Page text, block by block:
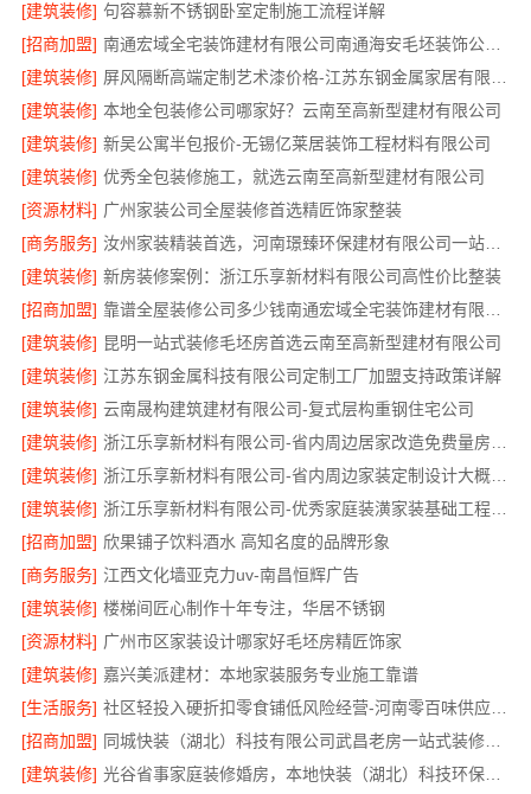
[建筑装修] 句容慕新不锈钢卧室定制施工流程详解
[招商加盟]
南通宏域全宅装饰建材有限公司南通海安毛坯装饰公司设计
[建筑装修]
[建筑装修] 本地全包装修公司哪家好？云南至高新型建材有限公司
[建筑装修] 新吴公寓半包报价-无锡亿莱居装饰工程材料有限公司
[建筑装修] 优秀全包装修施工，就选云南至高新型建材有限公司
[资源材料] 广州家装公司全屋装修首选精匠饰家整装
[商务服务]
汝州家装精装首选，河南璟臻环保建材有限公司一站式服务
[建筑装修] 新房装修案例：浙江乐享新材料有限公司高性价比整装
[招商加盟]
[建筑装修] 昆明一站式装修毛坯房首选云南至高新型建材有限公司
[建筑装修] 江苏东钢金属科技有限公司定制工厂加盟支持政策详解
[建筑装修] 云南晟构建筑建材有限公司-复式层构重钢住宅公司
[建筑装修]
[建筑装修]
浙江乐享新材料有限公司-省内周边家装定制设计大概报价
[建筑装修]
浙江乐享新材料有限公司-优秀家庭装潢家装基础工程施工案例
[招商加盟] 欣果铺子饮料酒水 高知名度的品牌形象
[商务服务] 江西文化墙亚克力uv-南昌恒辉广告
[建筑装修] 楼梯间匠心制作十年专注，华居不锈钢
[资源材料] 广州市区家装设计哪家好毛坯房精匠饰家
[建筑装修] 嘉兴美派建材：本地家装服务专业施工靠谱
[生活服务]
社区轻投入硬折扣零食铺低风险经营-河南零百味供应链有限公司
[招商加盟]
同城快装（湖北）科技有限公司武昌老房一站式装修北欧风靠谱
[建筑装修]
光谷省事家庭装修婚房，本地快装（湖北）科技环保整装